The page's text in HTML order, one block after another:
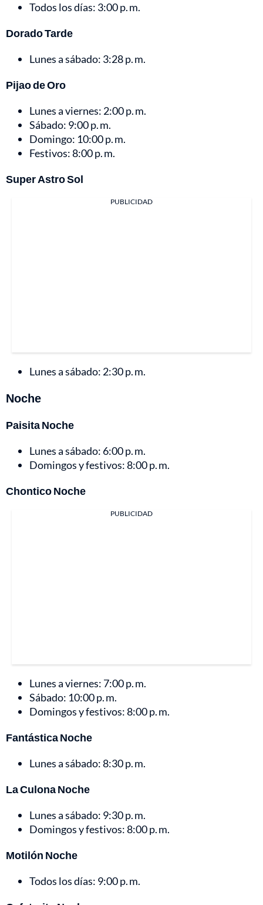
Todos los días: 3:00 p. m.
Dorado Tarde
Lunes a sábado: 3:28 p. m.
Pijao de Oro
Lunes a viernes: 2:00 p. m.
Sábado: 9:00 p. m.
Domingo: 10:00 p. m.
Festivos: 8:00 p. m.
Super Astro Sol
PUBLICIDAD
Lunes a sábado: 2:30 p. m.
Noche
Paisita Noche
Lunes a sábado: 6:00 p. m.
Domingos y festivos: 8:00 p. m.
Chontico Noche
PUBLICIDAD
Lunes a viernes: 7:00 p. m.
Sábado: 10:00 p. m.
Domingos y festivos: 8:00 p. m.
Fantástica Noche
Lunes a sábado: 8:30 p. m.
La Culona Noche
Lunes a sábado: 9:30 p. m.
Domingos y festivos: 8:00 p. m.
Motilón Noche
Todos los días: 9:00 p. m.